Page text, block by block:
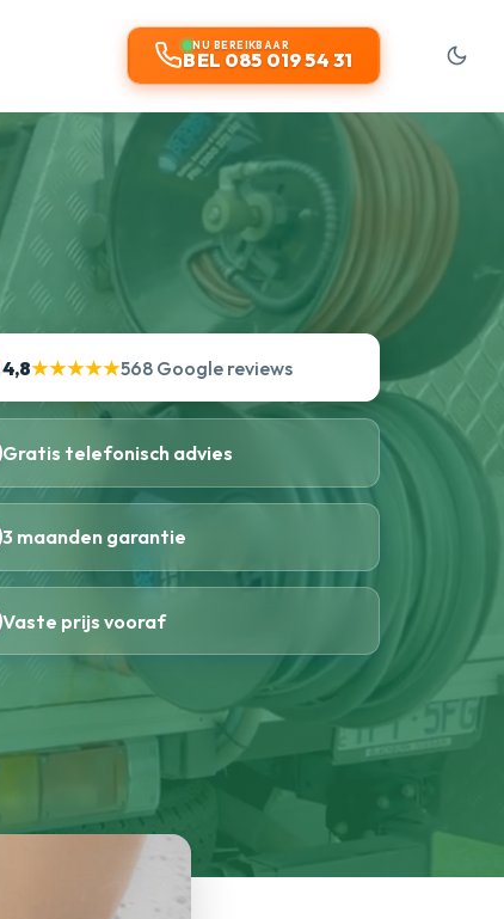
NU BEREIKBAAR
BEL 085 019 54 31
4,8★★★★★568 Google reviews
Gratis telefonisch advies
3 maanden garantie
Vaste prijs vooraf